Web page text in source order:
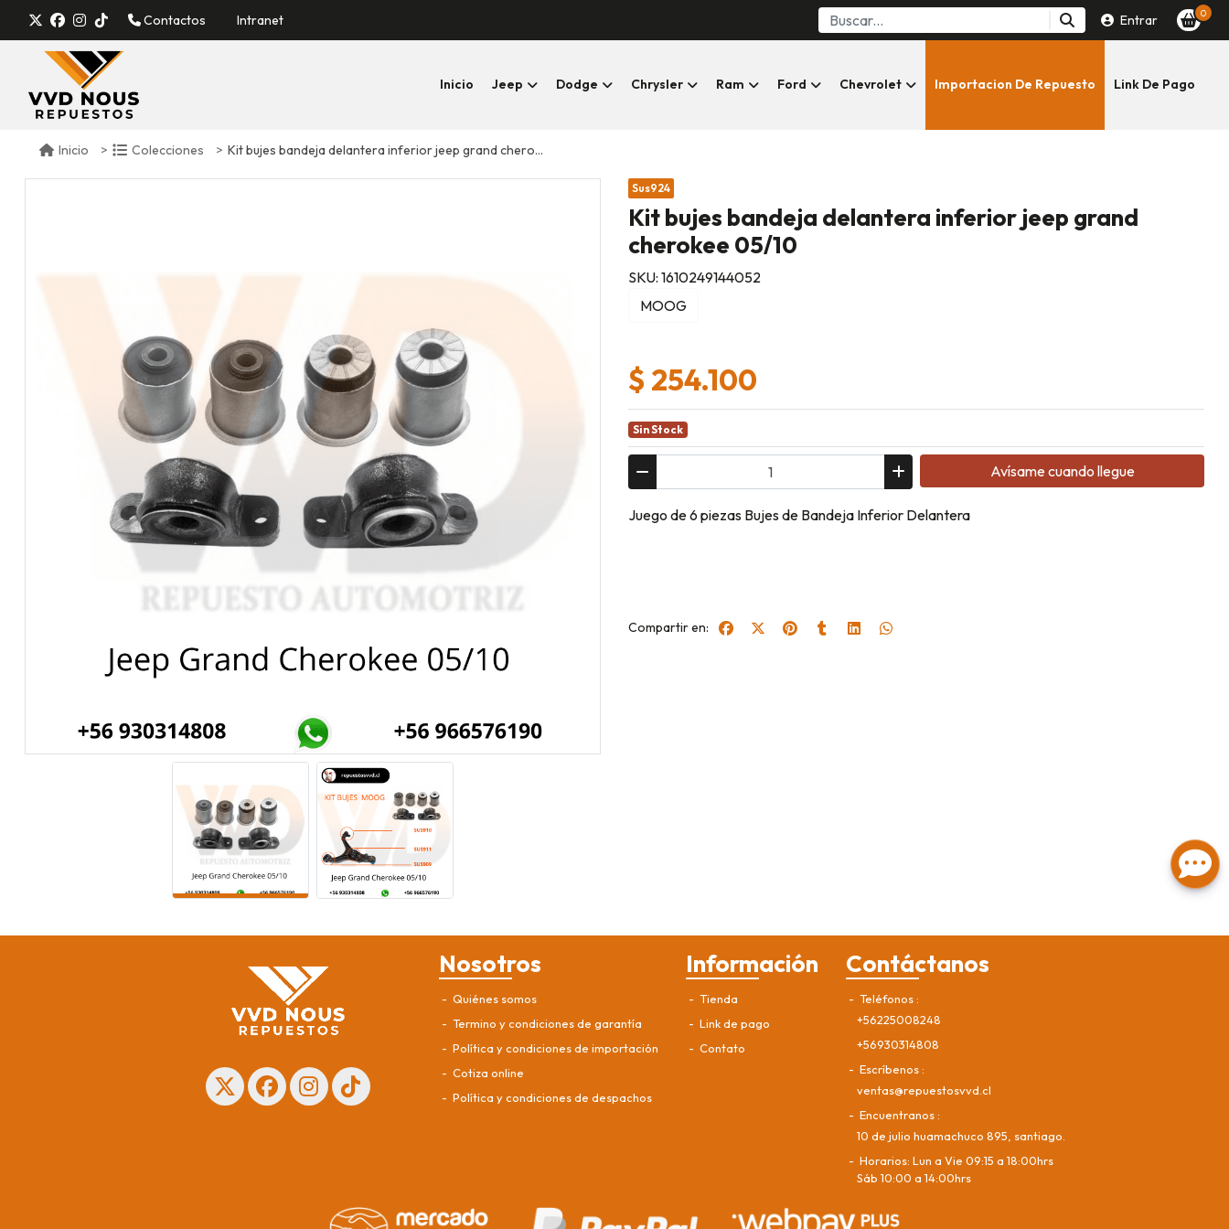
Contactos Intranet Entrar 0
Inicio Jeep Dodge Chrysler Ram Ford Chevrolet Importacion De Repuesto Link De Pago
Inicio Colecciones Kit bujes bandeja delantera inferior jeep grand cherokee 05/10
Sus924
Kit bujes bandeja delantera inferior jeep grand
cherokee 05/10
SKU: 1610249144052
MOOG
$ 254.100
Sin Stock
Avísame cuando llegue
Juego de 6 piezas Bujes de Bandeja Inferior Delantera
Compartir en:
Nosotros
Quiénes somos
Termino y condiciones de garantía
Política y condiciones de importación
Cotiza online
Política y condiciones de despachos
Información
Tienda
Link de pago
Contato
Contáctanos
Teléfonos
+56225008248
+56930314808
Escríbenos
ventas@repuestosvvd.cl
Encuentranos
10 de julio huamachuco 895, santiago.
Horarios: Lun a Vie 09:15 a 18:00hrs
Sáb 10:00 a 14:00hrs